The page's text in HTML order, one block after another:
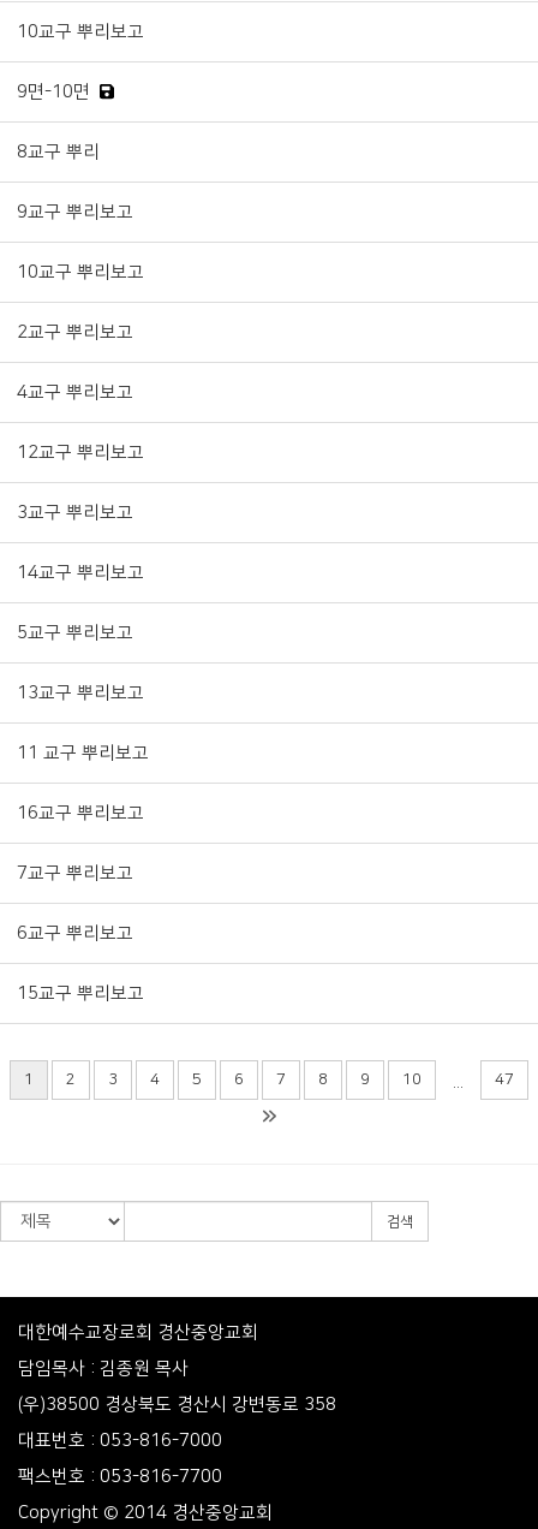
10교구 뿌리보고
9면-10면
8교구 뿌리
9교구 뿌리보고
10교구 뿌리보고
2교구 뿌리보고
4교구 뿌리보고
12교구 뿌리보고
3교구 뿌리보고
14교구 뿌리보고
5교구 뿌리보고
13교구 뿌리보고
11 교구 뿌리보고
16교구 뿌리보고
7교구 뿌리보고
6교구 뿌리보고
15교구 뿌리보고
1 2 3 4 5 6 7 8 9 10 47
검색
대한예수교장로회 경산중앙교회
담임목사 : 김종원 목사
(우)38500 경상북도 경산시 강변동로 358
대표번호 : 053-816-7000
팩스번호 : 053-816-7700
Copyright © 2014 경산중앙교회